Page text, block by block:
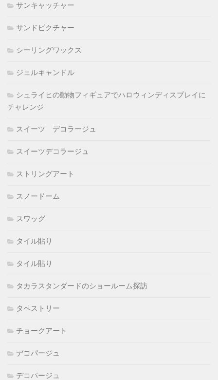
サンキャッチャー
サンドピクチャー
シーリングワックス
ジェルキャンドル
シュライヒの動物フィギュアでハロウィンディスプレイに
チャレンジ
スイーツ デコラージュ
スイーツデコラージュ
ストリングアート
スノードーム
スワッグ
タイル貼り
タイル貼り
タカラスタンダードのショールーム探訪
タペストリー
チョークアート
デコパージュ
デコパージュ